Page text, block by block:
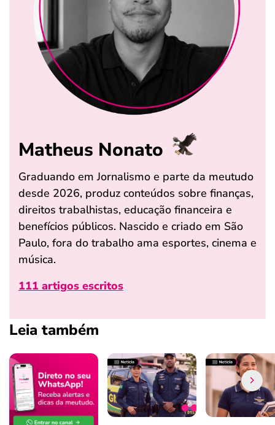
Matheus Nonato
Graduando em Jornalismo e parte da meutudo
desde 2026, produz conteúdos sobre finanças,
direitos trabalhistas, educação financeira e
benefícios públicos. Nascido e criado em São
Paulo, fora do trabalho ama esportes, cinema e
música.
111 artigos escritos
Leia também